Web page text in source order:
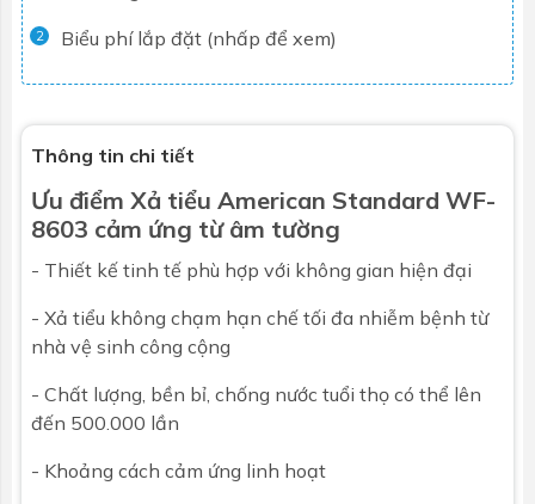
2 Biểu phí lắp đặt (nhấp để xem)
Thông tin chi tiết
Ưu điểm Xả tiểu American Standard WF-
8603 cảm ứng từ âm tường
- Thiết kế tinh tế phù hợp với không gian hiện đại
- Xả tiểu không chạm hạn chế tối đa nhiễm bệnh từ
nhà vệ sinh công cộng
- Chất lượng, bền bỉ, chống nước tuổi thọ có thể lên
đến 500.000 lần
- Khoảng cách cảm ứng linh hoạt